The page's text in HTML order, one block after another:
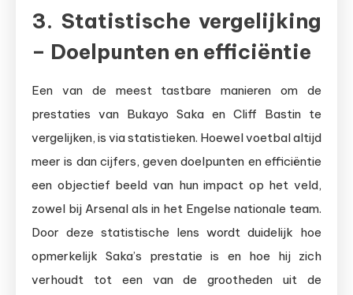
3. Statistische vergelijking
– Doelpunten en efficiëntie
Een van de meest tastbare manieren om de
prestaties van Bukayo Saka en Cliff Bastin te
vergelijken, is via statistieken. Hoewel voetbal altijd
meer is dan cijfers, geven doelpunten en efficiëntie
een objectief beeld van hun impact op het veld,
zowel bij Arsenal als in het Engelse nationale team.
Door deze statistische lens wordt duidelijk hoe
opmerkelijk Saka’s prestatie is en hoe hij zich
verhoudt tot een van de grootheden uit de